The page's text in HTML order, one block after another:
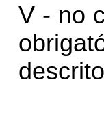
V - no